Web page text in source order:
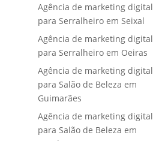
Agência de marketing digital
para Serralheiro em Seixal
Agência de marketing digital
para Serralheiro em Oeiras
Agência de marketing digital
para Salão de Beleza em
Guimarães
Agência de marketing digital
para Salão de Beleza em